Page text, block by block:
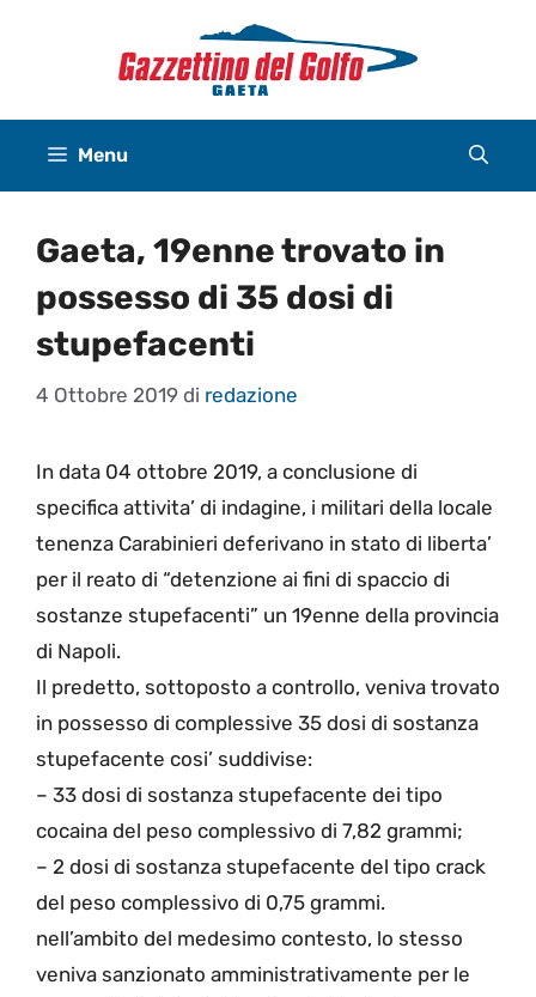
Menu
Gaeta, 19enne trovato in
possesso di 35 dosi di
stupefacenti
4 Ottobre 2019 di redazione
In data 04 ottobre 2019, a conclusione di
specifica attivita’ di indagine, i militari della locale
tenenza Carabinieri deferivano in stato di liberta’
per il reato di “detenzione ai fini di spaccio di
sostanze stupefacenti” un 19enne della provincia
di Napoli.
Il predetto, sottoposto a controllo, veniva trovato
in possesso di complessive 35 dosi di sostanza
stupefacente cosi’ suddivise:
– 33 dosi di sostanza stupefacente dei tipo
cocaina del peso complessivo di 7,82 grammi;
– 2 dosi di sostanza stupefacente del tipo crack
del peso complessivo di 0,75 grammi.
nell’ambito del medesimo contesto, lo stesso
veniva sanzionato amministrativamente per le